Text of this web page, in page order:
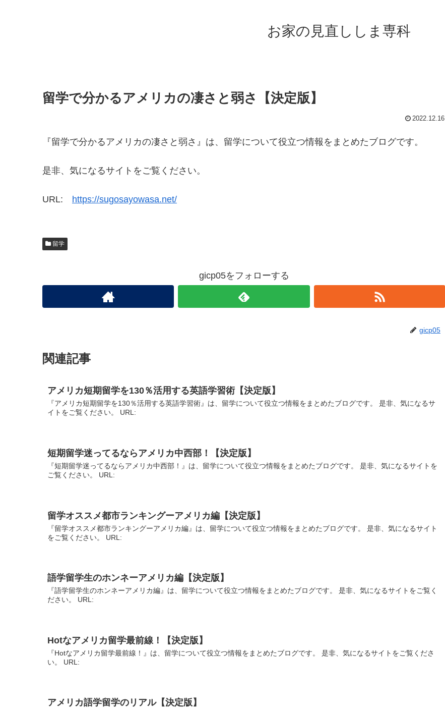
お家の見直ししま専科
留学で分かるアメリカの凄さと弱さ【決定版】
2022.12.16
『留学で分かるアメリカの凄さと弱さ』は、留学について役立つ情報をまとめたブログです。
是非、気になるサイトをご覧ください。
URL: https://sugosayowasa.net/
留学
gicp05をフォローする
gicp05
関連記事
アメリカ短期留学を130％活用する英語学習術【決定版】
『アメリカ短期留学を130％活用する英語学習術』は、留学について役立つ情報をまとめたブログです。 是非、気になるサ
イトをご覧ください。 URL:
短期留学迷ってるならアメリカ中西部！【決定版】
『短期留学迷ってるならアメリカ中西部！』は、留学について役立つ情報をまとめたブログです。 是非、気になるサイトを
ご覧ください。 URL:
留学オススメ都市ランキングーアメリカ編【決定版】
『留学オススメ都市ランキングーアメリカ編』は、留学について役立つ情報をまとめたブログです。 是非、気になるサイト
をご覧ください。 URL:
語学留学生のホンネーアメリカ編【決定版】
『語学留学生のホンネーアメリカ編』は、留学について役立つ情報をまとめたブログです。 是非、気になるサイトをご覧く
ださい。 URL:
Hotなアメリカ留学最前線！【決定版】
『Hotなアメリカ留学最前線！』は、留学について役立つ情報をまとめたブログです。 是非、気になるサイトをご覧くださ
い。 URL:
アメリカ語学留学のリアル【決定版】